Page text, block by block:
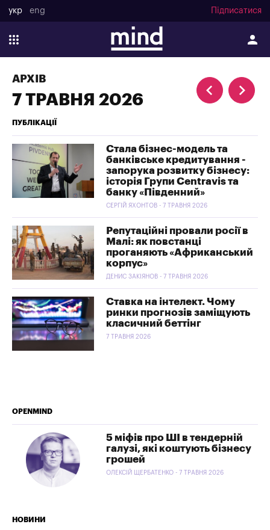
укр eng Підписатися
АРХІВ
7 ТРАВНЯ 2026
ПУБЛІКАЦІЇ
Стала бізнес-модель та
банківське кредитування -
запорука розвитку бізнесу:
історія Групи Centravis та
банку «Південний»
СЕРГІЙ ЯХОНТОВ - 7 ТРАВНЯ 2026
Репутаційні провали росії в
Малі: як повстанці
проганяють «Африканський
корпус»
ДЕНИС ЗАКІЯНОВ - 7 ТРАВНЯ 2026
Ставка на інтелект. Чому
ринки прогнозів заміщують
класичний беттінг
7 ТРАВНЯ 2026
OPENMIND
5 міфів про ШІ в тендерній
галузі, які коштують бізнесу
грошей
ОЛЕКСІЙ ЩЕРБАТЕНКО - 7 ТРАВНЯ 2026
НОВИНИ